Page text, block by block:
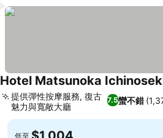
Hotel Matsunoka
7.5蠻不錯
提供彈性按摩服務, 復古
魅力與寬敞大廳
低至